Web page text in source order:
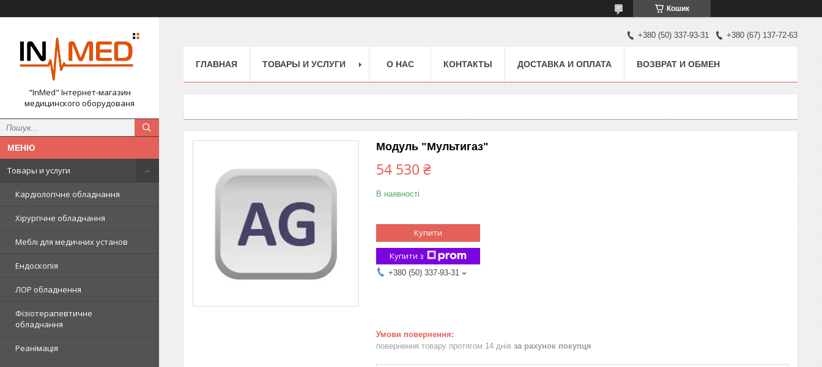
Кошик
"InMed" Інтернет-магазин
медицинского оборудованя
Товары и услуги
Кардіологічне обладнання
Хірургічне обладнання
Меблі для медичних установ
Ендоскопія
ЛОР обладнення
Фізіотерапевтичне
обладнання
Реанімація
+380 (50) 337-93-31 +380 (67) 137-72-63
ГЛАВНАЯ ТОВАРЫ И УСЛУГИ О НАС КОНТАКТЫ ДОСТАВКА И ОПЛАТА ВОЗВРАТ И ОБМЕН
Модуль "Мультигаз"
54 530 ₴
В наявності
Купити
Купити з
+380 (50) 337-93-31
повернення товару протягом 14 днів за рахунок покупця